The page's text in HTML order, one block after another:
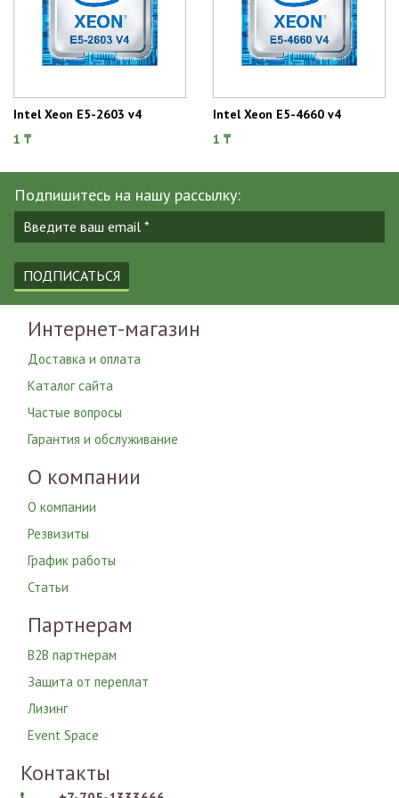
Intel Xeon E5-2603 v4
1 ₸
Intel Xeon E5-4660 v4
1 ₸
Подпишитесь на нашу рассылку:
ПОДПИСАТЬСЯ
Интернет-магазин
Доставка и оплата
Каталог сайта
Частые вопросы
Гарантия и обслуживание
О компании
О компании
Резвизиты
График работы
Статьи
Партнерам
B2B партнерам
Защита от переплат
Лизинг
Event Space
Контакты